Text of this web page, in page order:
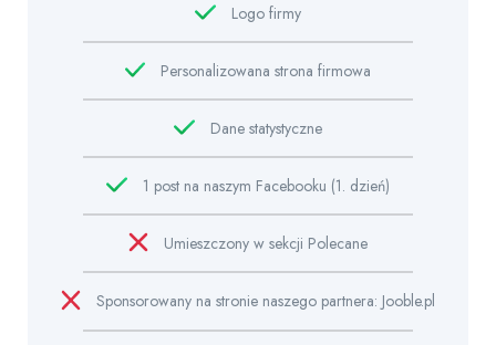
Logo firmy
Personalizowana strona firmowa
Dane statystyczne
1 post na naszym Facebooku (1. dzień)
Umieszczony w sekcji Polecane
Sponsorowany na stronie naszego partnera: Jooble.pl